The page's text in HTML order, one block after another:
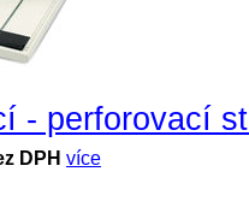
- perforovací
DPH více